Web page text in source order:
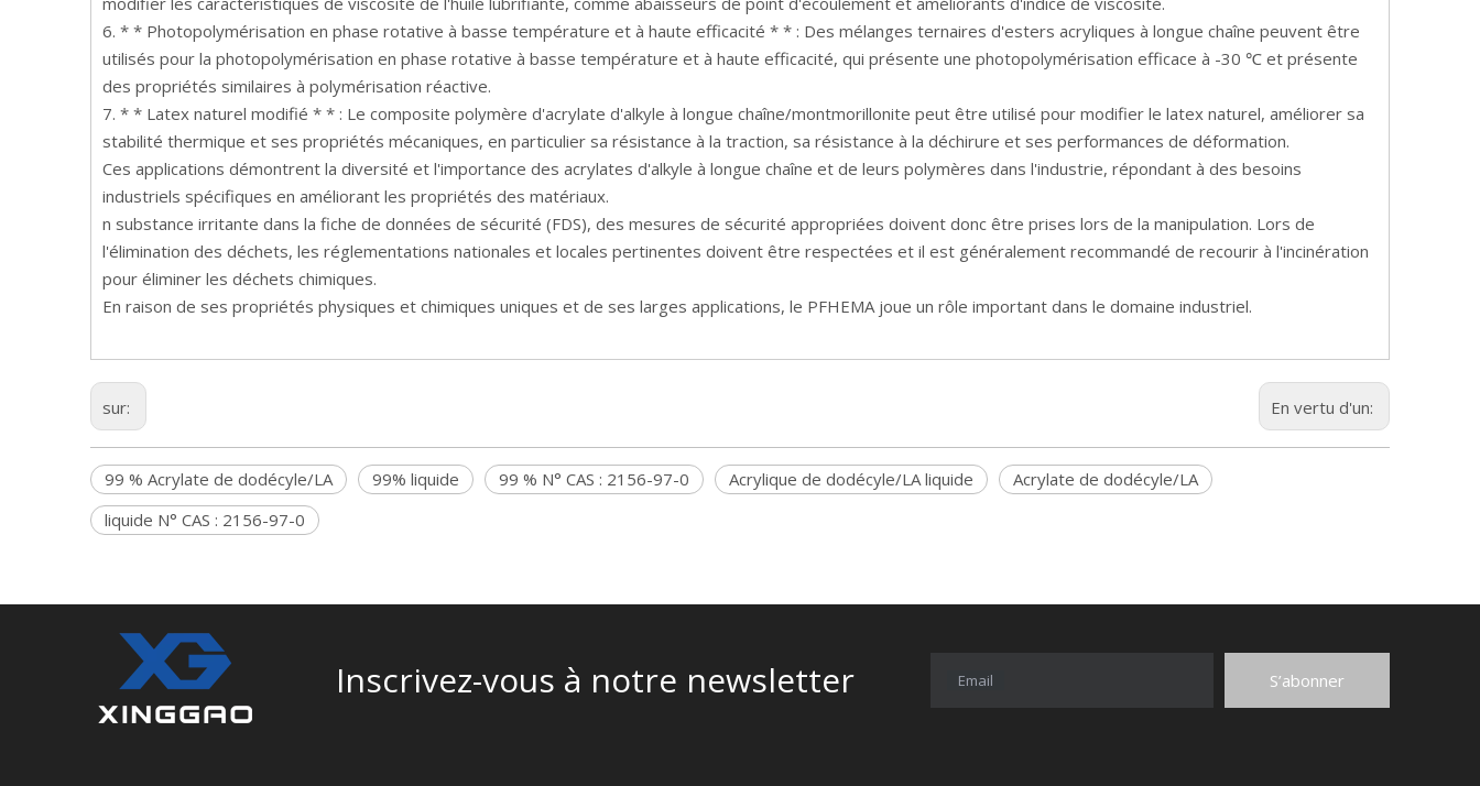
6. * * Photopolymérisation en phase rotative à basse température et à haute efficacité * * : Des mélanges ternaires d'esters acryliques à longue chaîne peuvent être
utilisés pour la photopolymérisation en phase rotative à basse température et à haute efficacité, qui présente une photopolymérisation efficace à -30 ℃ et présente
des propriétés similaires à polymérisation réactive.
7. * * Latex naturel modifié * * : Le composite polymère d'acrylate d'alkyle à longue chaîne/montmorillonite peut être utilisé pour modifier le latex naturel, améliorer sa
stabilité thermique et ses propriétés mécaniques, en particulier sa résistance à la traction, sa résistance à la déchirure et ses performances de déformation.
Ces applications démontrent la diversité et l'importance des acrylates d'alkyle à longue chaîne et de leurs polymères dans l'industrie, répondant à des besoins
industriels spécifiques en améliorant les propriétés des matériaux.
n substance irritante dans la fiche de données de sécurité (FDS), des mesures de sécurité appropriées doivent donc être prises lors de la manipulation. Lors de
l'élimination des déchets, les réglementations nationales et locales pertinentes doivent être respectées et il est généralement recommandé de recourir à l'incinération
pour éliminer les déchets chimiques.
En raison de ses propriétés physiques et chimiques uniques et de ses larges applications, le PFHEMA joue un rôle important dans le domaine industriel.
sur: En vertu d'un:
99 % Acrylate de dodécyle/LA 99% liquide 99 % N° CAS : 2156-97-0 Acrylique de dodécyle/LA liquide
Acrylate de dodécyle/LA
liquide N° CAS : 2156-97-0
Inscrivez-vous à notre newsletter Email S’abonner